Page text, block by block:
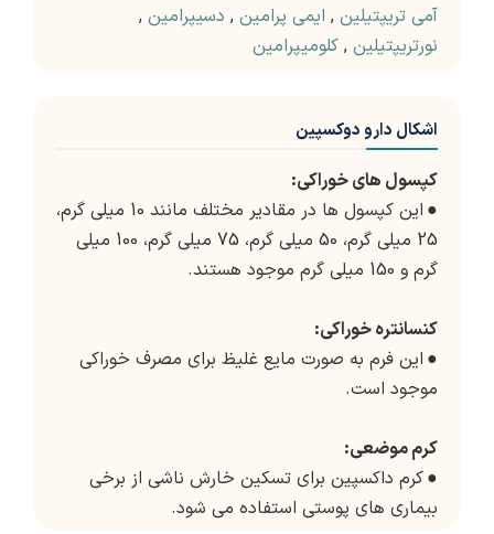
آمی تریپتیلین , ایمی پرامین , دسیپرامین ,
نورتریپتیلین , کلومیپرامین
اشکال دارو دوکسپین
کپسول های خوراکی:
●
این کپسول ها در مقادیر مختلف مانند 10 میلی گرم،
25 میلی گرم، 50 میلی گرم، 75 میلی گرم، 100 میلی
گرم و 150 میلی گرم موجود هستند.
کنسانتره خوراکی:
● این فرم به صورت مایع غلیظ برای مصرف خوراکی
موجود است.
کرم موضعی:
●کرم داکسپین برای تسکین خارش ناشی از برخی
بیماری های پوستی استفاده می شود.